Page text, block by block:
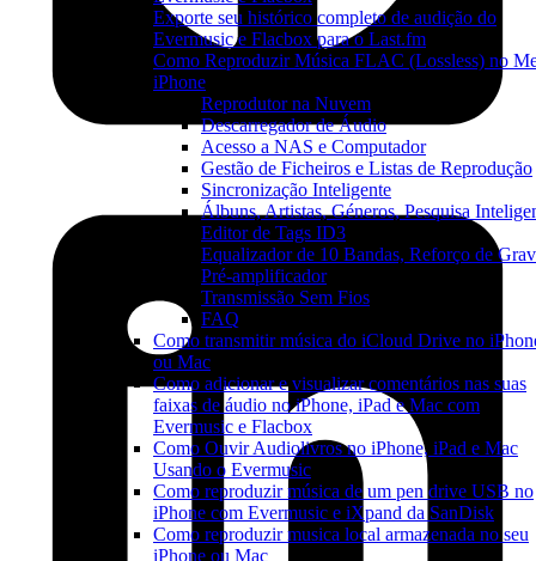
Exporte seu histórico completo de audição do
Evermusic e Flacbox para o Last.fm
Como Reproduzir Música FLAC (Lossless) no
iPhone
Reprodutor na Nuvem
Descarregador de Áudio
Acesso a NAS e Computador
Gestão de Ficheiros e Listas de Reprodução
Sincronização Inteligente
Álbuns, Artistas, Géneros, Pesquisa
Editor de Tags ID3
Equalizador de 10 Bandas, Reforço de
Pré-amplificador
Transmissão Sem Fios
FAQ
Como transmitir música do iCloud Drive no
ou Mac
Como adicionar e visualizar comentários nas suas
faixas de áudio no iPhone, iPad e Mac com
Evermusic e Flacbox
Como Ouvir Audiolivros no iPhone, iPad e Mac
Usando o Evermusic
Como reproduzir música de um pen drive USB no
iPhone com Evermusic e iXpand da SanDisk
Como reproduzir musica local armazenada no seu
iPhone ou Mac